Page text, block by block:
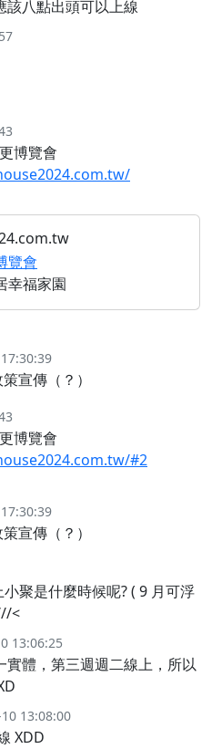
該八點出頭可以上線
博覽會
覽會
福家園
宣傳（？）
博覽會
#2
宣傳（？）
聚是什麼時候呢? ( 9 月可浮
<
13:06:25
實體，第三週週二線上，所以
13:08:00
XDD